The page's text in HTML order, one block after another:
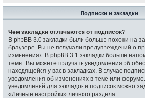
Подписки и закладки
Чем закладки отличаются от подписок?
В phpBB 3.0 закладки были больше похожи на
браузере. Вы не получали предупреждений о
изменениях. В phpBB 3.1 закладки больше
темы. Вы можете получать уведомления об
находящейся у вас в закладках. В случае
уведомления об изменениях в теме или
уведомлений для закладок и подписок можно
«Личные настройки» личного раздела.